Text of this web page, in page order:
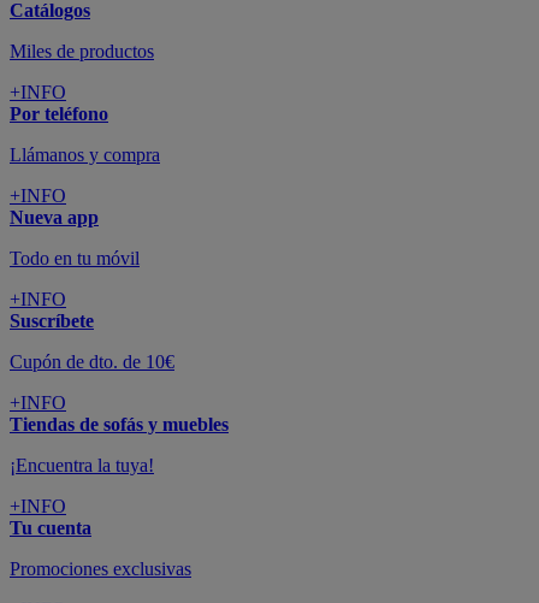
Catálogos
Miles de productos
+INFO
Por teléfono
Llámanos y compra
+INFO
Nueva app
Todo en tu móvil
+INFO
Suscríbete
Cupón de dto. de 10€
+INFO
Tiendas de sofás y muebles
¡Encuentra la tuya!
+INFO
Tu cuenta
Promociones exclusivas